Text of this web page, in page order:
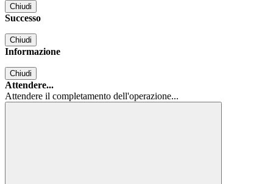
Chiudi
Successo
Chiudi
Informazione
Chiudi
Attendere...
Attendere il completamento dell'operazione...